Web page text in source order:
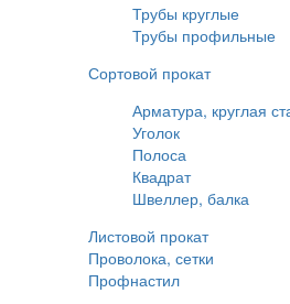
Трубы круглые
Трубы профильные
Сортовой прокат
Арматура, круглая
Уголок
Полоса
Квадрат
Швеллер, балка
Листовой прокат
Проволока, сетки
Профнастил